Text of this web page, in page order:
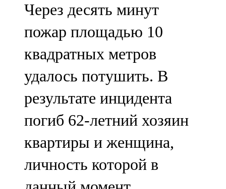
Через десять минут
пожар площадью 10
квадратных метров
удалось потушить. В
результате инцидента
погиб 62-летний хозяин
квартиры и женщина,
личность которой в